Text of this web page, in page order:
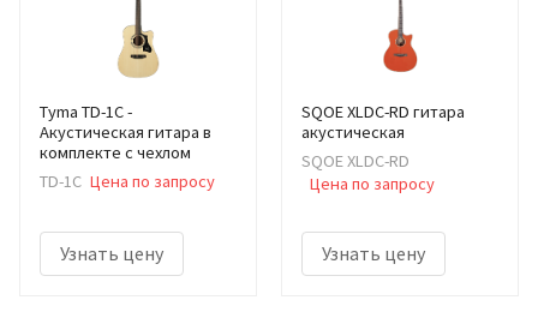
Tyma TD-1C -
Акустическая гитара в
комплекте с чехлом
TD-1C Цена по запросу
Узнать цену
SQOE XLDC-RD гитара
акустическая
SQOE XLDC-RD
Цена по запросу
Узнать цену